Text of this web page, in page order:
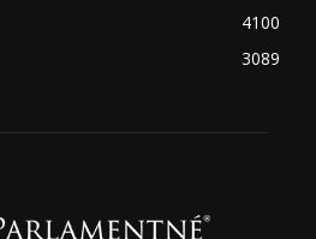
4100
3089